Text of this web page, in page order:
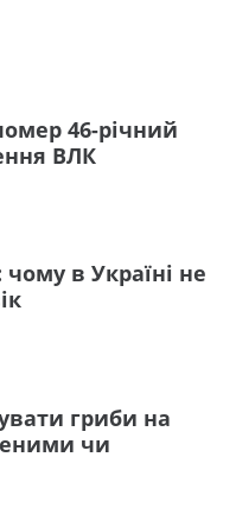
46-річний
ВЛК
чому в Україні не
гриби на
чи